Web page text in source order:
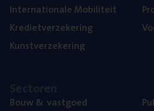
Inter­na­ti­o­na­le Mobiliteit
Kre­diet­ver­ze­ke­ring
Kunst­ver­ze­ke­ring
Bouw& vastgoed